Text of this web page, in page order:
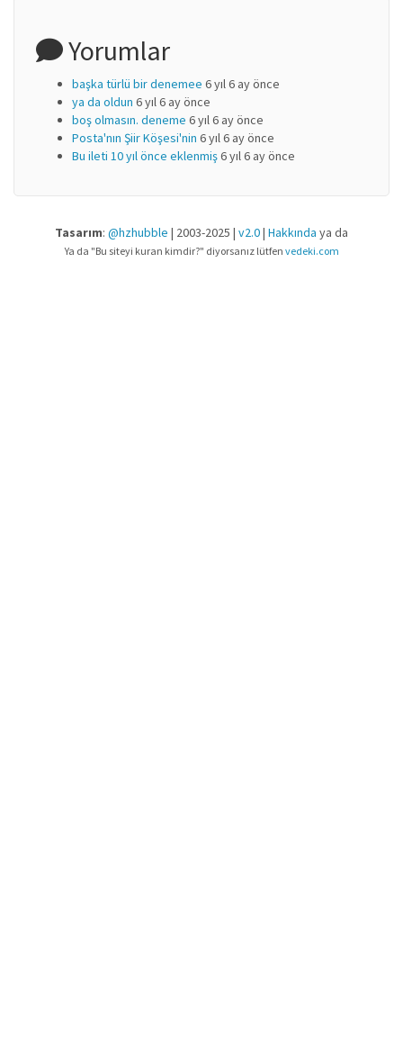
Yorumlar
başka türlü bir denemee 6 yıl 6 ay önce
ya da oldun 6 yıl 6 ay önce
boş olmasın. deneme 6 yıl 6 ay önce
Posta'nın Şiir Köşesi'nin 6 yıl 6 ay önce
Bu ileti 10 yıl önce eklenmiş6 yıl 6 ay önce
Tasarım: @hzhubble | 2003-2025 | v2.0| Hakkında ya da
Ya da "Bu siteyi kuran kimdir?" diyorsanız lütfen vedeki.com